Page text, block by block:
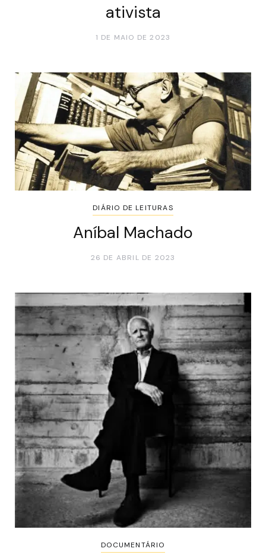
ativista
1 DE MAIO DE 2023
DIÁRIO DE LEITURAS
Aníbal Machado
26 DE ABRIL DE 2023
DOCUMENTÁRIO